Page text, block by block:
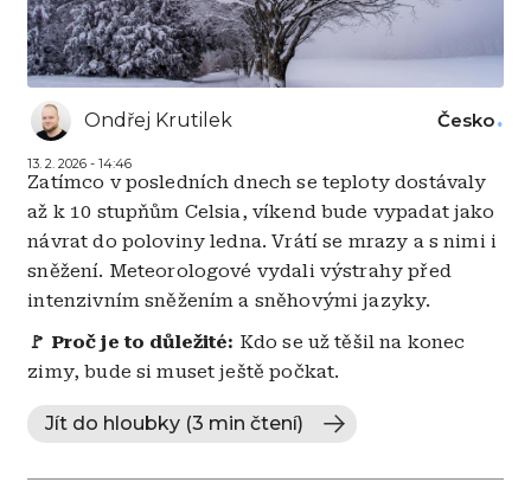
Ondřej Krutilek
13. 2. 2026 - 14:46
Česko
Zatímco v posledních dnech se teploty dostávaly
až k 10 stupňům Celsia, víkend bude vypadat jako
návrat do poloviny ledna. Vrátí se mrazy a s nimi i
sněžení. Meteorologové vydali výstrahy před
intenzivním sněžením a sněhovými jazyky.
🚩 Proč je to důležité: Kdo se už těšil na konec
zimy, bude si muset ještě počkat.
Jít do hloubky (3 min čtení)